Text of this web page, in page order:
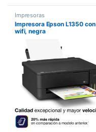
Impresoras
Impresora Epson L1350 con
wifi, negra